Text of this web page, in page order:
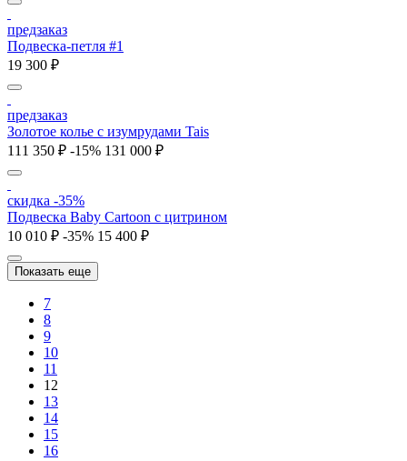
предзаказ
Подвеска-петля #1
19 300 ₽
предзаказ
Золотое колье с изумрудами Tais
111 350 ₽ -15% 131 000 ₽
скидка -35%
Подвеска Baby Cartoon с цитрином
10 010 ₽ -35% 15 400 ₽
Показать еще
7
8
9
10
11
12
13
14
15
16